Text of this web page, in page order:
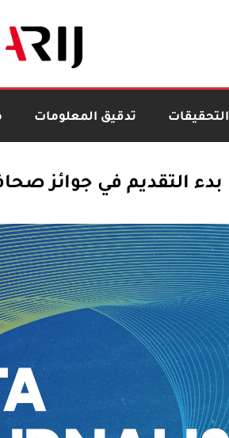
التحقيقات تدقيق المعلومات
بدء التقديم في جوائز صحافة